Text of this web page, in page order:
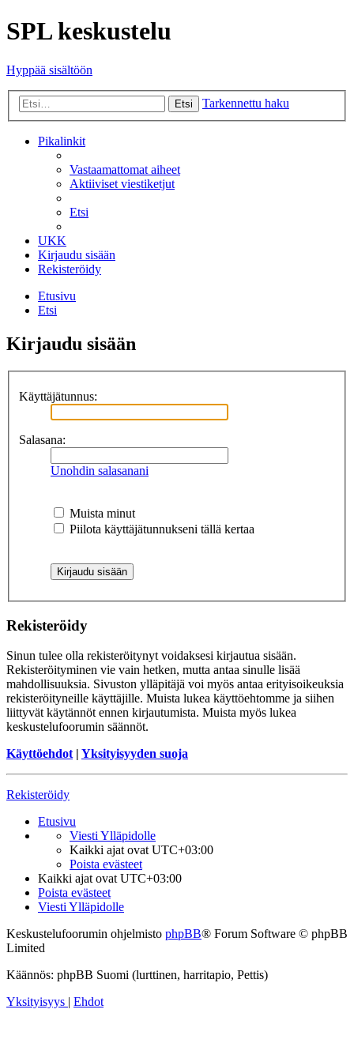
SPL keskustelu
Hyppää sisältöön
Etsi Tarkennettu haku
Pikalinkit
Vastaamattomat aiheet
Aktiiviset viestiketjut
Etsi
UKK
Kirjaudu sisään
Rekisteröidy
Etusivu
Etsi
Kirjaudu sisään
Käyttäjätunnus:
Salasana:
Unohdin salasanani
Muista minut
Piilota käyttäjätunnukseni tällä kertaa
Rekisteröidy
Sinun tulee olla rekisteröitynyt voidaksesi kirjautua sisään.
Rekisteröityminen vie vain hetken, mutta antaa sinulle lisää
mahdollisuuksia. Sivuston ylläpitäjä voi myös antaa erityisoikeuksia
rekisteröityneille käyttäjille. Muista lukea käyttöehtomme ja siihen
liittyvät käytännöt ennen kirjautumista. Muista myös lukea
keskustelufoorumin säännöt.
Käyttöehdot | Yksityisyyden suoja
Rekisteröidy
Etusivu
Viesti Ylläpidolle
Kaikki ajat ovat UTC+03:00
Poista evästeet
Kaikki ajat ovat UTC+03:00
Poista evästeet
Viesti Ylläpidolle
Keskustelufoorumin ohjelmisto phpBB® Forum Software © phpBB
Limited
Käännös: phpBB Suomi (lurttinen, harritapio, Pettis)
Yksityisyys | Ehdot